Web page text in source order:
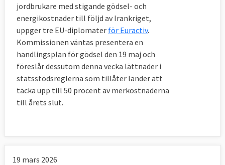
jordbrukare med stigande gödsel- och
energikostnader till följd av Irankriget,
uppger tre EU-diplomater för Euractiv.
Kommissionen väntas presentera en
handlingsplan för gödsel den 19 maj och
föreslår dessutom denna vecka lättnader i
statsstödsreglerna som tillåter länder att
täcka upp till 50 procent av merkostnaderna
till årets slut.
19 mars 2026